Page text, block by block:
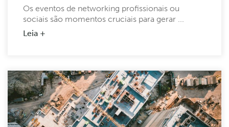
Os eventos de networking profissionais ou
sociais são momentos cruciais para gerar ...
Leia +